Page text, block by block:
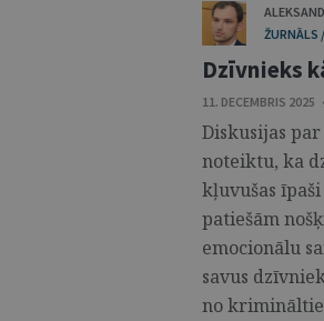
ŽURNĀLS
Dzīvnieks
11. DECEMBRIS
Diskusijas
noteiktu, ka
kļuvušas
patiešām
emocionālu
savus
no